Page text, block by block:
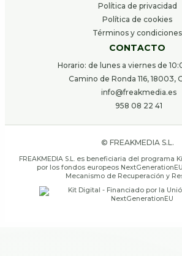
Política de privacidad
Política de cookies
Términos y condiciones
CONTACTO
Horario: de lunes a viernes de
Camino de Ronda 116, 18003,
info@freakmedia.es
958 08 22 41
© FREAKMEDIA S.L.
FREAKMEDIA S.L. es beneficiaria del programa
por los fondos europeos
Mecanismo de Recuperación y